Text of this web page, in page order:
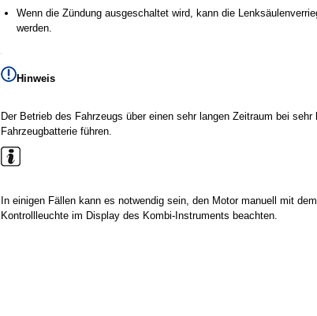
Wenn die Zündung ausgeschaltet wird, kann die
werden.
Hinweis
Der Betrieb des Fahrzeugs über einen sehr langen Zeitraum bei
Fahrzeugbatterie führen.
In einigen Fällen kann es notwendig sein, den Motor manuell mit
Kontrollleuchte im Display des Kombi-Instruments beachten.